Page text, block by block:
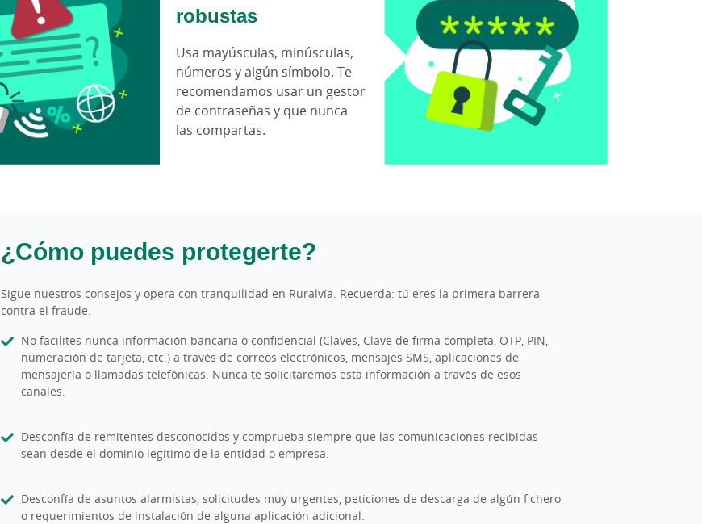
robustas
Usa mayúsculas, minúsculas,
números y algún símbolo. Te
recomendamos usar un gestor
de contraseñas y que nunca
las compartas.
¿Cómo puedes protegerte?
Sigue nuestros consejos y opera con tranquilidad en Ruralvía. Recuerda: tú eres la primera barrera
contra el fraude.
No facilites nunca información bancaria o confidencial (Claves, Clave de firma completa, OTP, PIN,
numeración de tarjeta, etc.) a través de correos electrónicos, mensajes SMS, aplicaciones de
mensajería o llamadas telefónicas. Nunca te solicitaremos esta información a través de esos
canales.
Desconfía de remitentes desconocidos y comprueba siempre que las comunicaciones recibidas
sean desde el dominio legítimo de la entidad o empresa.
Desconfía de asuntos alarmistas, solicitudes muy urgentes, peticiones de descarga de algún fichero
o requerimientos de instalación de alguna aplicación adicional.